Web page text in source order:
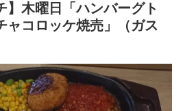
】木曜日「ハンバーグト
ャコロッケ焼売」（ガス